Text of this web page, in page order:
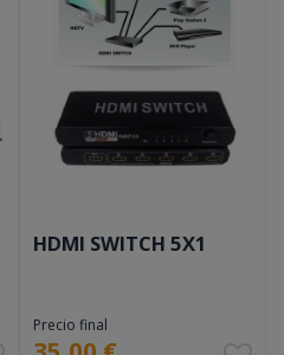
HDMI SWITCH 5X1
Precio final